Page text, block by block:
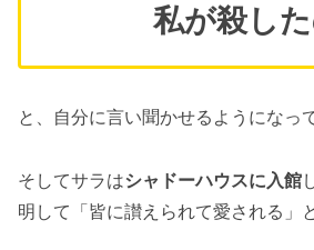
私が殺し
と、自分に言い聞かせるようになっ
そしてサラはシャドーハウスに入館
明して「皆に讃えられて愛される」